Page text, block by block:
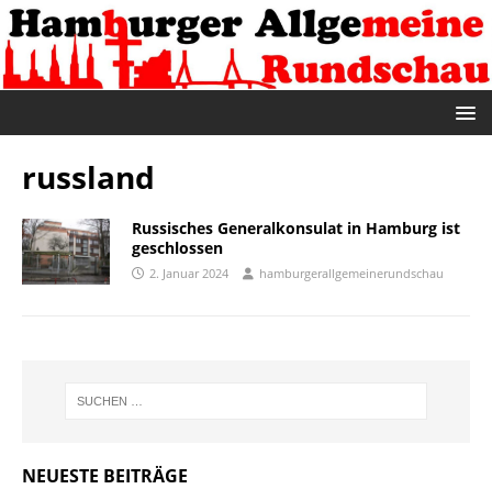
russland
Russisches Generalkonsulat in Hamburg ist
geschlossen
2. Januar 2024 hamburgerallgemeinerundschau
NEUESTE BEITRÄGE